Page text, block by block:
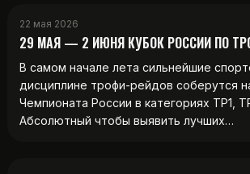
22 мая 2026
29 МАЯ — 2 ИЮНЯ КУБОК РОССИИ ПО
В самом начале лета сильнейшие
дисциплине трофи-рейдов соберутся
Чемпионата России в категориях ТР1,
Абсолютный чтобы выявить лучших…